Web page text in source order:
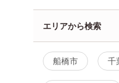
エリアから検索
船橋市 千